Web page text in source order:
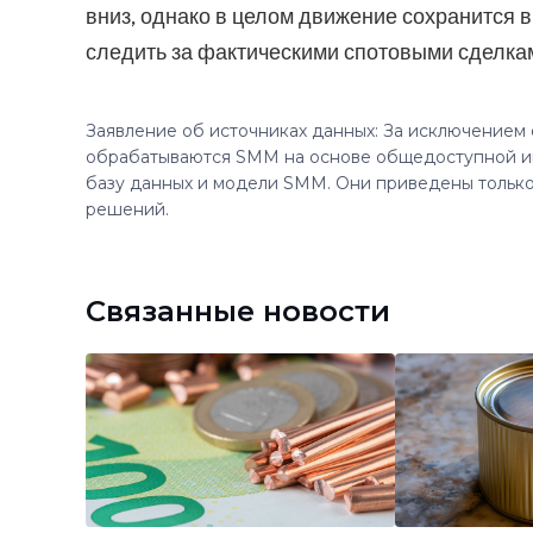
вниз, однако в целом движение
следить за фактическими спотовыми
Заявление об источниках данных: За
обрабатываются SMM на основе
базу данных и модели SMM. Они приведены
решений.
Связанные новости